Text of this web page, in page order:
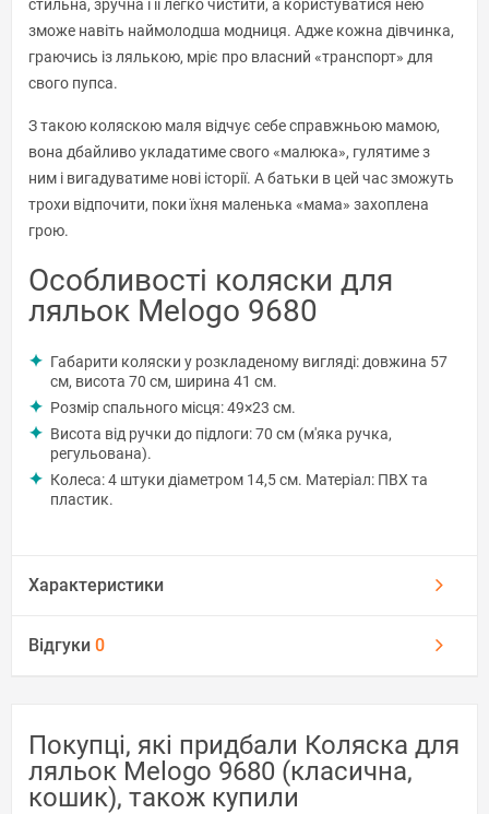
стильна, зручна і її легко чистити, а користуватися нею
зможе навіть наймолодша модниця. Адже кожна дівчинка,
граючись із лялькою, мріє про власний «транспорт» для
свого пупса.
З такою коляскою маля відчує себе справжньою мамою,
вона дбайливо укладатиме свого «малюка», гулятиме з
ним і вигадуватиме нові історії. А батьки в цей час зможуть
трохи відпочити, поки їхня маленька «мама» захоплена
грою.
Особливості коляски для
ляльок Melogo 9680
Габарити коляски у розкладеному вигляді: довжина 57
см, висота 70 см, ширина 41 см.
Розмір спального місця: 49×23 см.
Висота від ручки до підлоги: 70 см (м'яка ручка,
регульована).
Колеса: 4 штуки діаметром 14,5 см. Матеріал: ПВХ та
пластик.
Характеристики
Відгуки 0
Покупці, які придбали Коляска для
ляльок Melogo 9680 (класична,
кошик), також купили